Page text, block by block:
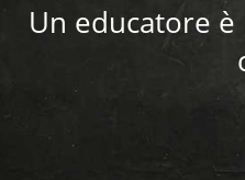
Un educatore